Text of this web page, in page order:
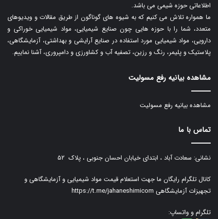
اطلاعاتی حوزه شیمی می باشد.
ما همواره تلاش می کنیم که به شیوه های گوناگون از طریق مقالات و ویدیوهای
متعدد، شما را با حوزه هایی چون صنایع شیمیایی، مواد شیمیایی خوراکی و
دارویی، مواد شیمیایی مورد استفاده در صنایع آرایشی و بهداشتی، آزمایشگاهی،
پلاستیک و پلیمر، رنگ و رزین، تصفیه آب و کشاورزی و دامپروری، آشنا نماییم.
مشاهده بیانیه رفع مسولیت
مشاهده بیانیه رفع مسولیت
تماس با ما
نشانی: سعادت آباد ، ابتدای خیابان احسان جنوبی ، پلاک ۵۲
کانال تلگرام رایگان ما جهت استعلام قیمت مواد شیمیایی و آزمایشگاهی و
تجهیزات آزمایشگاهی https://t.me/jahaneshimicom
تلگرام و واتساپ: